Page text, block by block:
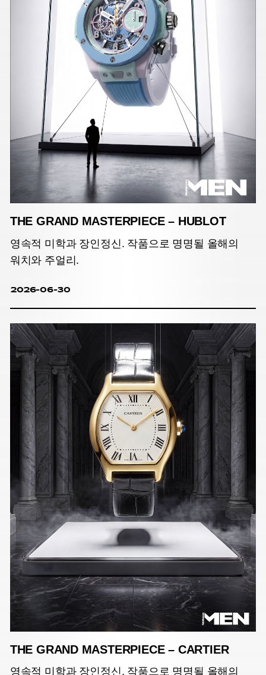
THE GRAND MASTERPIECE – HUBLOT
영속적 미학과 장인정신. 작품으로 명명될 올해의
워치와 주얼리.
2026-06-30
THE GRAND MASTERPIECE – CARTIER
영속적 미학과 장인정신. 작품으로 명명될 올해의